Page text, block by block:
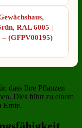
RAL 6005 |
(GFPV00195)
dass Ihre Pflanzen
Dies führt zu einem
Ernte.